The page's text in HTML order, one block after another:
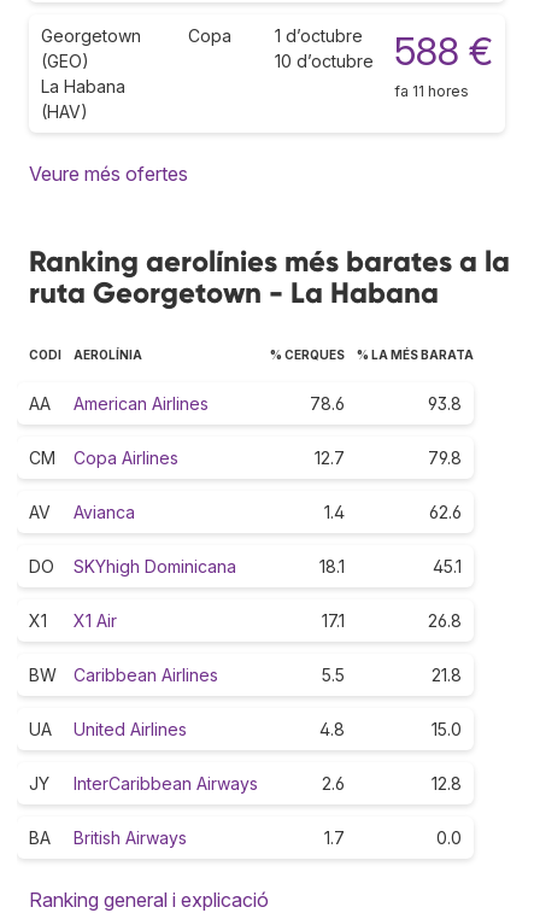
Georgetown
(GEO)
La Habana
(HAV)
Copa
1 d’octubre
10 d’octubre
588 €
fa 11 hores
Veure més ofertes
Ranking aerolínies més barates a la
ruta Georgetown - La Habana
CODI AEROLÍNIA % CERQUES % LA MÉS BARATA
AA American Airlines 78.6 93.8
CM Copa Airlines 12.7 79.8
AV Avianca 1.4 62.6
DO SKYhigh Dominicana 18.1 45.1
X1 X1 Air 17.1 26.8
BW Caribbean Airlines 5.5 21.8
UA United Airlines 4.8 15.0
JY InterCaribbean Airways 2.6 12.8
BA British Airways 1.7 0.0
Ranking general i explicació